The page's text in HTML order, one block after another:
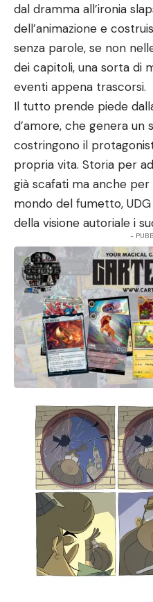
dal dramma all’ironia
dell’animazione e
senza parole, se non
dei capitoli, una sorta di
eventi appena trascorsi.
Il tutto prende piede
d’amore, che genera un
costringono il
propria vita. Storia per
già scafati ma anche per
mondo del fumetto,
della visione autoriale i
-